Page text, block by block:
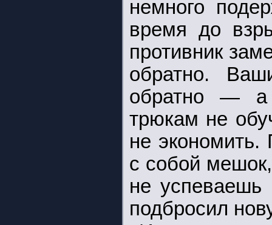
немного
время до
противник
обратно.
обратно — а
трюкам не
не экономить.
с собой
не успеваешь
подбросил